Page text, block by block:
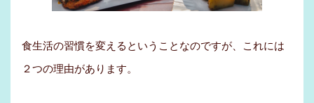
食生活の習慣を変えるということなのですが、これには
２つの理由があります。